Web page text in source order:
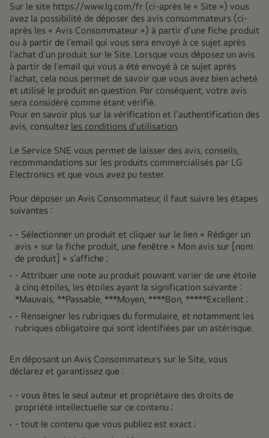
Sur le site https://www.lg.com/fr (ci-après le « Site ») vous
avez la possibilité de déposer des avis consommateurs (ci-
après les « Avis Consommateur ») à partir d’une fiche produit
ou à partir de l’email qui vous sera envoyé à ce sujet après
l’achat d’un produit sur le Site. Lorsque vous déposez un avis
à partir de l’email qui vous a été envoyé à ce sujet après
l’achat, cela nous permet de savoir que vous avez bien acheté
et utilisé le produit en question. Par conséquent, votre avis
sera considéré comme étant vérifié.
Pour en savoir plus sur la vérification et l'authentification des
avis, consultez les conditions d'utilisation.
Le Service SNE vous permet de laisser des avis, conseils,
recommandations sur les produits commercialisés par LG
Electronics et que vous avez pu tester.
Pour déposer un Avis Consommateur, il faut suivre les étapes
suivantes :
- Sélectionner un produit et cliquer sur le lien « Rédiger un
avis » sur la fiche produit, une fenêtre « Mon avis sur [nom
de produit] » s’affiche ;
- Attribuer une note au produit pouvant varier de une étoile
à cinq étoiles, les étoiles ayant la signification suivante :
*Mauvais, **Passable, ***Moyen, ****Bon, *****Excellent ;
- Renseigner les rubriques du formulaire, et notamment les
rubriques obligatoire qui sont identifiées par un astérisque.
En déposant un Avis Consommateurs sur le Site, vous
déclarez et garantissez que :
- vous êtes le seul auteur et propriétaire des droits de
propriété intellectuelle sur ce contenu ;
- tout le contenu que vous publiez est exact ;